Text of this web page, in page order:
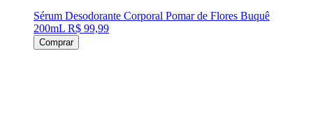
Sérum Desodorante Corporal Pomar de Flores Buquê
200mL R$ 99,99
Comprar